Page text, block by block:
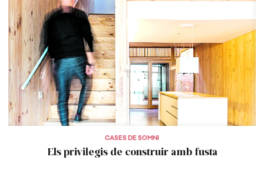
CASES DE SOMNI
Els privilegis de construir amb fusta